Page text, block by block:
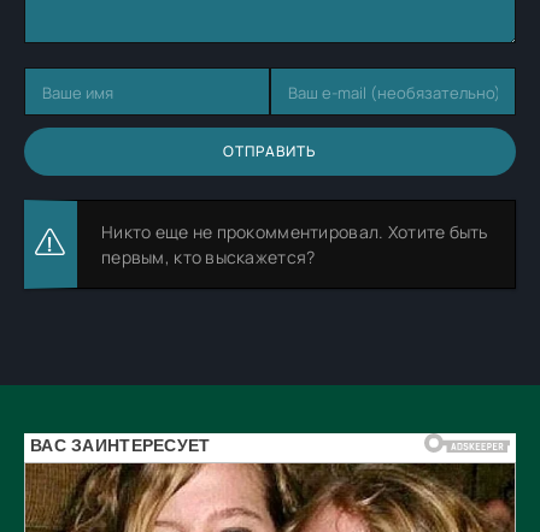
ОТПРАВИТЬ
Никто еще не прокомментировал. Хотите быть
первым, кто выскажется?